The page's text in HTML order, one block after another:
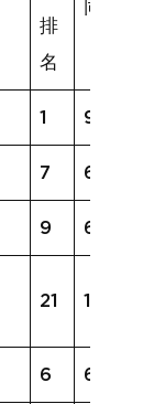
排
名
同类均值
1 95%
7 69.8g
9 625kJ
21 18.5g
6 6.8g